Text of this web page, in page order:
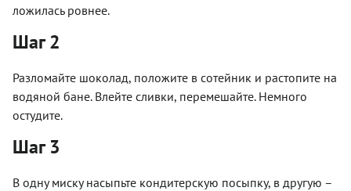
ложилась ровнее.
Шаг 2
Разломайте шоколад, положите в сотейник и растопите на
водяной бане. Влейте сливки, перемешайте. Немного
остудите.
Шаг 3
В одну миску насыпьте кондитерскую посыпку, в другую –